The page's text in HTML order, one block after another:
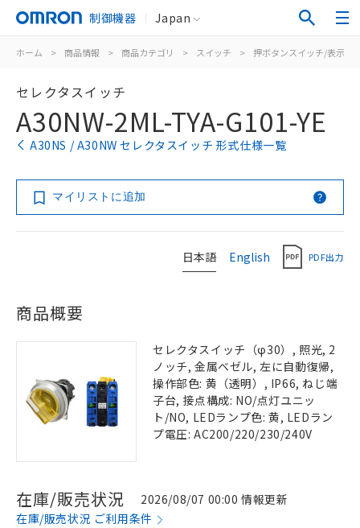
制御機器 Japan
ホーム > 商品情報 > 商品カテゴリ > スイッチ > 押ボタンスイッチ/表示灯
セレクタスイッチ
A30NW-2ML-TYA-G101-YE
A30NS / A30NW セレクタスイッチ 形式仕様一覧
マイリストに追加
日本語 English PDF出力
商品概要
セレクタスイッチ（φ30）, 照光, 2
ノッチ, 金属ベゼル, 左に自動復帰,
操作部色: 黄（透明）, IP66, ねじ端
子台, 接点構成: NO/点灯ユニッ
ト/NO, LEDランプ色: 黄, LEDラン
プ電圧: AC200/220/230/240V
在庫/販売状況
2026/08/07 00:00 情報更新
在庫/販売状況 ご利用条件